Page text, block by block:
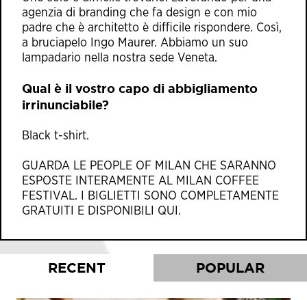
agenzia di branding che fa design e con mio
padre che è architetto è difficile rispondere. Così,
a bruciapelo Ingo Maurer. Abbiamo un suo
lampadario nella nostra sede Veneta.
Qual è il vostro capo di abbigliamento
irrinunciabile?
Black t-shirt.
GUARDA LE PEOPLE OF MILAN CHE SARANNO
ESPOSTE INTERAMENTE AL MILAN COFFEE
FESTIVAL. I BIGLIETTI SONO COMPLETAMENTE
GRATUITI E DISPONIBILI QUI .
RECENT POPULAR